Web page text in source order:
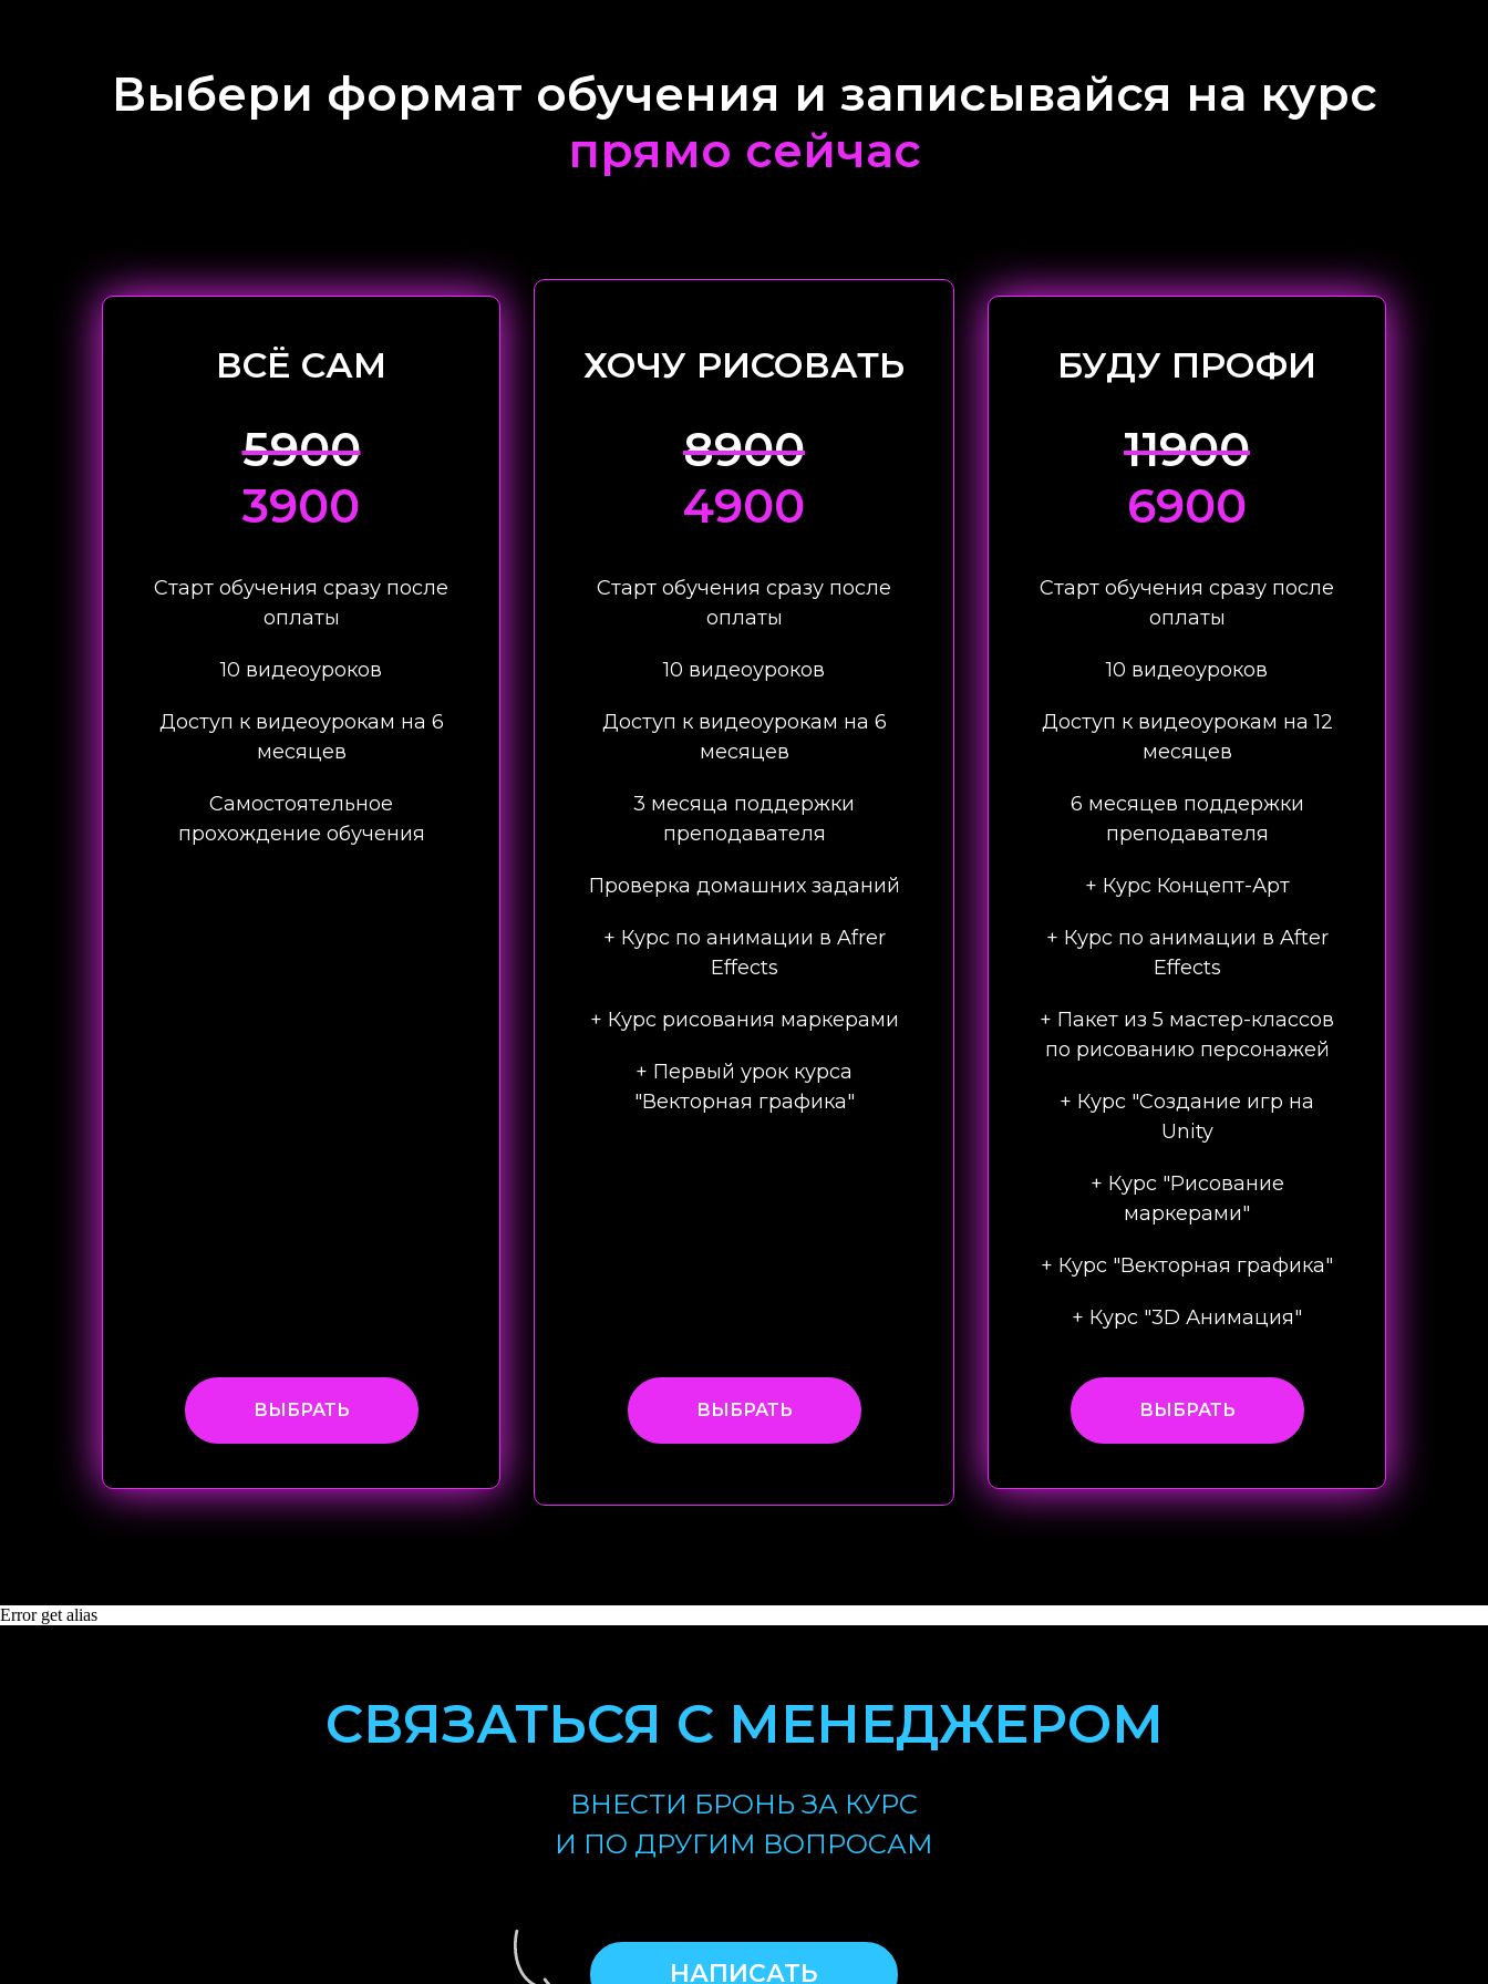
Выбери формат обучения и записывайся на курс
прямо сейчас
ВСЁ САМ
5900
3900
Старт обучения сразу после
оплаты
10 видеоуроков
Доступ к видеоурокам на 6
месяцев
Самостоятельное
прохождение обучения
ВЫБРАТЬ
ХОЧУ РИСОВАТЬ
8900
4900
Старт обучения сразу после
оплаты
10 видеоуроков
Доступ к видеоурокам на 6
месяцев
3 месяца поддержки
преподавателя
Проверка домашних заданий
+ Курс по анимации в Afrer
Effects
+ Курс рисования маркерами
+ Первый урок курса
"Векторная графика"
ВЫБРАТЬ
БУДУ ПРОФИ
11900
6900
Старт обучения сразу после
оплаты
10 видеоуроков
Доступ к видеоурокам на 12
месяцев
6 месяцев поддержки
преподавателя
+ Курс Концепт-Арт
+ Курс по анимации в After
Effects
+ Пакет из 5 мастер-классов
по рисованию персонажей
+ Курс "Создание игр на
Unity
+ Курс "Рисование
маркерами"
+ Курс "Векторная графика"
+ Курс "3D Анимация"
ВЫБРАТЬ
Error get alias
СВЯЗАТЬСЯ С МЕНЕДЖЕРОМ
ВНЕСТИ БРОНЬ ЗА КУРС
И ПО ДРУГИМ ВОПРОСАМ
НАПИСАТЬ